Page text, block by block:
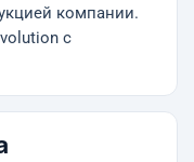
компании.
с